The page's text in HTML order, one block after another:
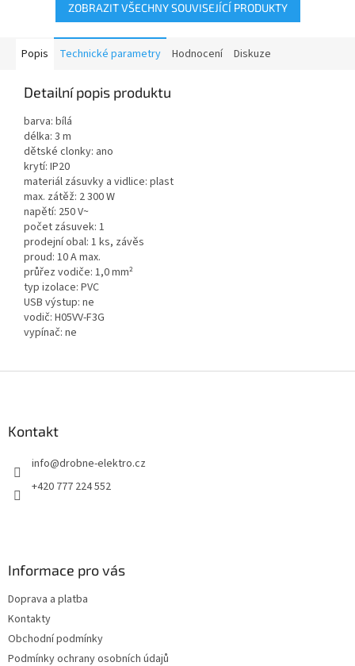
ZOBRAZIT VŠECHNY SOUVISEJÍCÍ PRODUKTY
Popis Technické parametry Hodnocení Diskuze
Detailní popis produktu
barva: bílá
délka: 3 m
dětské clonky: ano
krytí: IP20
materiál zásuvky a vidlice: plast
max. zátěž: 2 300 W
napětí: 250 V~
počet zásuvek: 1
prodejní obal: 1 ks, závěs
proud: 10 A max.
průřez vodiče: 1,0 mm²
typ izolace: PVC
USB výstup: ne
vodič: H05VV-F3G
vypínač: ne
Kontakt
info@drobne-elektro.cz
+420 777 224 552
Informace pro vás
Doprava a platba
Kontakty
Obchodní podmínky
Podmínky ochrany osobních údajů